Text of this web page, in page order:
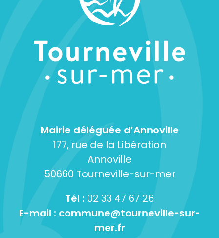
Mairie déléguée d’Annoville
177, rue de la Libération
Annoville
50660 Tourneville-sur-mer
Tél : 02 33 47 67 26
E-mail : commune@tourneville-sur-
mer.fr